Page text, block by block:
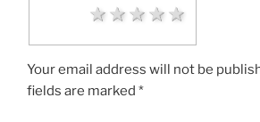
4 stars
3 stars
2 stars
1 star
Your email address will not be
fields are marked *